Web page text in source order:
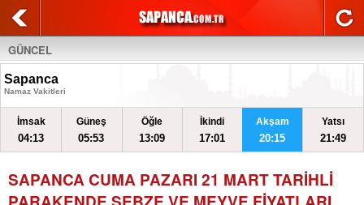
GÜNCEL
Sapanca
Namaz Vakitleri
İmsak
04:13
Güneş
05:53
Öğle
13:09
İkindi
17:01
Akşam
20:15
Yatsı
21:49
SAPANCA CUMA PAZARI 21 MART TARİHLİ